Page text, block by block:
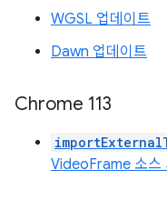
WGSL 업데이트
Dawn 업데이트
Chrome 113
VideoFrame 소스